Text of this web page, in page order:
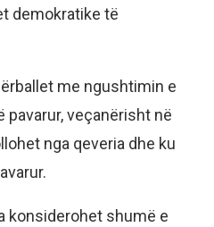
demokratike të
me ngushtimin e
pavarur, veçanërisht në
nga qeveria dhe ku
konsiderohet shumë e